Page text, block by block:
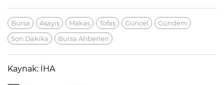
Bursa Asayiş Makas Tofaş Güncel
Gündem
Son Dakika
Bursa Ahberleri
Kaynak: İHA